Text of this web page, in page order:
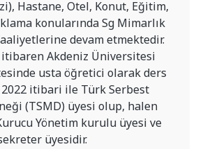
Hastane, Otel, Konut, Eğitim,
konularında Sg Mimarlık
devam etmektedir.
itibaren Akdeniz Üniversitesi
usta öğretici olarak ders
itibari ile Türk Serbest
(TSMD) üyesi olup, halen
Yönetim kurulu üyesi ve
üyesidir.